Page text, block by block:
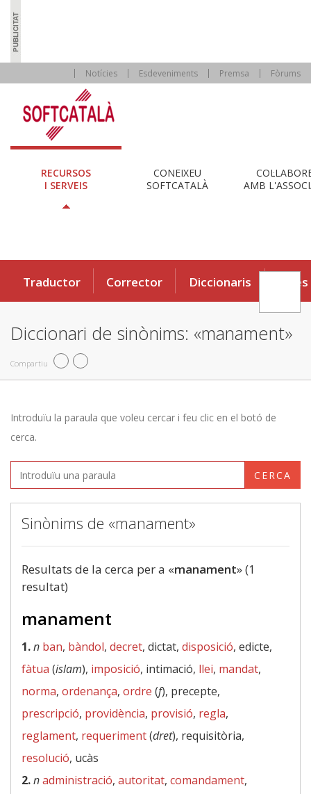
Notícies Esdeveniments Premsa Fòrums
RECURSOS
I SERVEIS
CONEIXEU
SOFTCATALÀ
AMB
Traductor Corrector Diccionaris Eines
Diccionari de sinònims: «manament»
Compartiu
Introduïu la paraula que voleu cercar i feu clic en el botó de
cerca.
CERCA
Sinònims de «manament»
Resultats de la cerca per a «manament» (1
resultat)
manament
1.n ban, bàndol, decret, dictat, disposició, edicte,
fàtua (islam), imposició, intimació, llei, mandat,
norma, ordenança, ordre (f), precepte,
prescripció, providència, provisió, regla,
reglament, requeriment(dret), requisitòria,
resolució, ucàs
2.nadministració, autoritat, comandament,